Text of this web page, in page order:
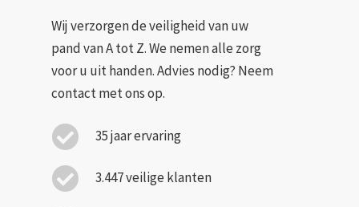
Wij verzorgen de veiligheid van uw
pand van A tot Z. We nemen alle zorg
voor u uit handen. Advies nodig? Neem
contact met ons op.
35 jaar ervaring
3.447 veilige klanten